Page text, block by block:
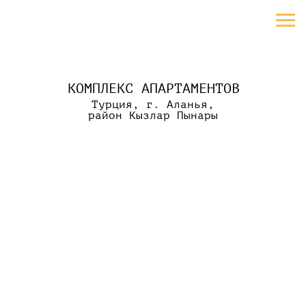
КОМПЛЕКС АПАРТАМЕНТОВ
Турция, г. Аланья,
район Кызлар Пынары